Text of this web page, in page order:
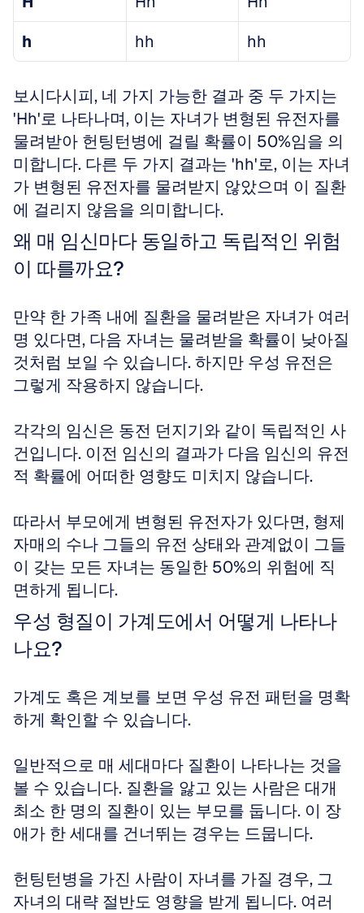
h
hh hh
보시다시피, 네 가지 가능한 결과 중 두 가지는
'Hh'로 나타나며, 이는 자녀가 변형된 유전자를
물려받아 헌팅턴병에 걸릴 확률이 50%임을 의
미합니다. 다른 두 가지 결과는 'hh'로, 이는 자녀
가 변형된 유전자를 물려받지 않았으며 이 질환
에 걸리지 않음을 의미합니다.
왜 매 임신마다 동일하고 독립적인 위험
이 따를까요?
만약 한 가족 내에 질환을 물려받은 자녀가 여러
명 있다면, 다음 자녀는 물려받을 확률이 낮아질
것처럼 보일 수 있습니다. 하지만 우성 유전은
그렇게 작용하지 않습니다.
각각의 임신은 동전 던지기와 같이 독립적인 사
건입니다. 이전 임신의 결과가 다음 임신의 유전
적 확률에 어떠한 영향도 미치지 않습니다.
따라서 부모에게 변형된 유전자가 있다면, 형제
자매의 수나 그들의 유전 상태와 관계없이 그들
이 갖는 모든 자녀는 동일한 50%의 위험에 직
면하게 됩니다.
우성 형질이 가계도에서 어떻게 나타나
나요?
가계도 혹은 계보를 보면 우성 유전 패턴을 명확
하게 확인할 수 있습니다.
일반적으로 매 세대마다 질환이 나타나는 것을
볼 수 있습니다. 질환을 앓고 있는 사람은 대개
최소 한 명의 질환이 있는 부모를 둡니다. 이 장
애가 한 세대를 건너뛰는 경우는 드뭅니다.
헌팅턴병을 가진 사람이 자녀를 가질 경우, 그
자녀의 대략 절반도 영향을 받게 됩니다. 여러